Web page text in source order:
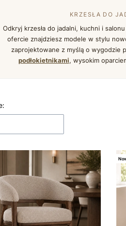
KRZESŁA DO
Odkryj krzesła do jadalni, kuchni i
ofercie znajdziesz modele w stylu
zaprojektowane z myślą o wygodzie
podłokietnikami, wysokim